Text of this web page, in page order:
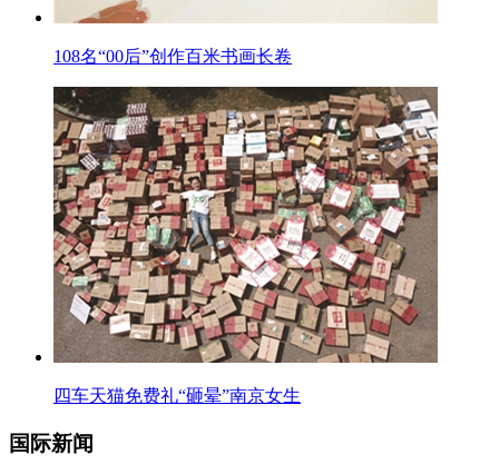
108名“00后”创作百米书画长卷
四车天猫免费礼“砸晕”南京女生
国际新闻